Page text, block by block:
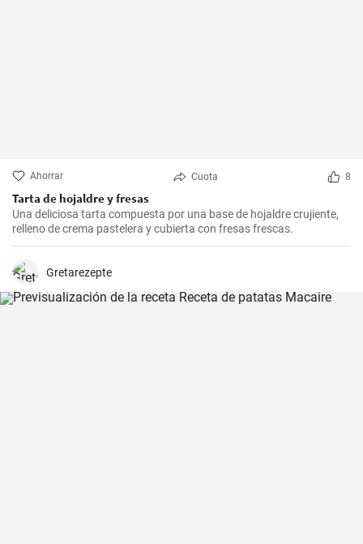
Ahorrar Cuota 8
Tarta de hojaldre y fresas
Una deliciosa tarta compuesta por una base de hojaldre crujiente,
relleno de crema pastelera y cubierta con fresas frescas.
Gretarezepte